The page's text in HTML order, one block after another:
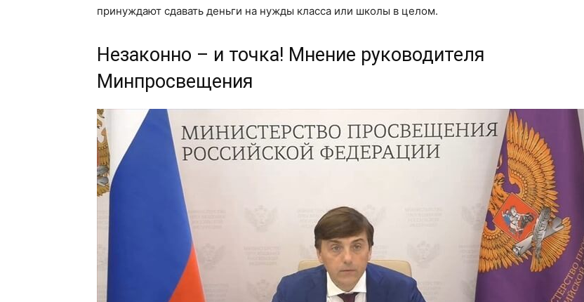
принуждают сдавать деньги на нужды класса или школы в целом.
Незаконно – и точка! Мнение руководителя
Минпросвещения